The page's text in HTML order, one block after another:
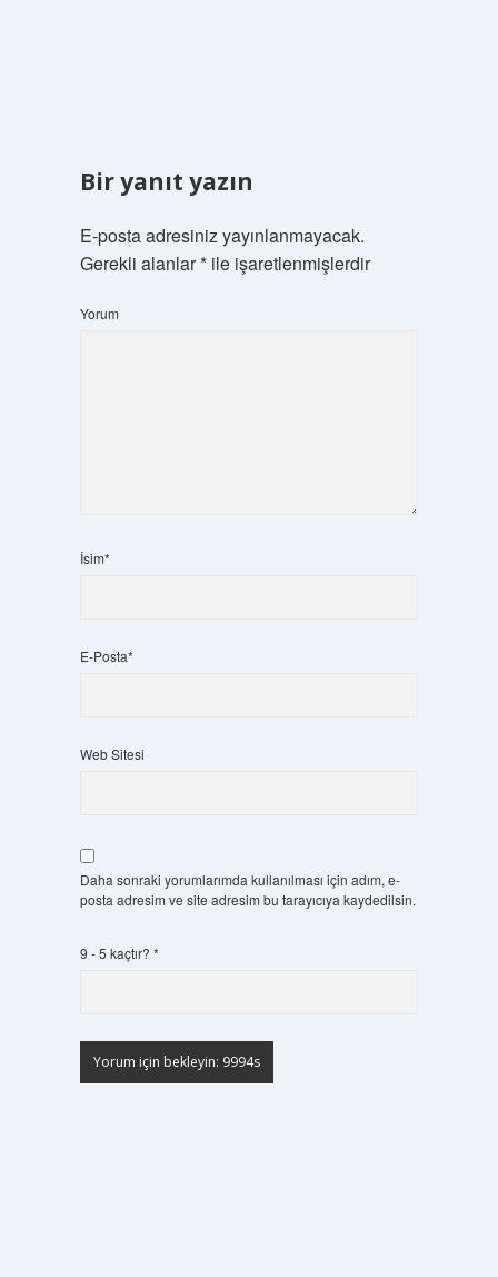
Bir yanıt yazın
E-posta adresiniz yayınlanmayacak.
Gerekli alanlar*ile işaretlenmişlerdir
Yorum
İsim*
E-Posta*
Web Sitesi
Daha sonraki yorumlarımda kullanılması için adım, e-
posta adresim ve site adresim bu tarayıcıya kaydedilsin.
9 - 5 kaçtır? *